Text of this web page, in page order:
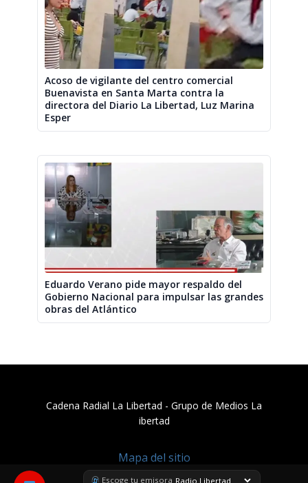
Acoso de vigilante del centro comercial
Buenavista en Santa Marta contra la
directora del Diario La Libertad, Luz Marina
Esper
Eduardo Verano pide mayor respaldo del
Gobierno Nacional para impulsar las grandes
obras del Atlántico
Escoge tu emisora
Cadena Radial La Libertad​ - Grupo de Medios La
ibertad
Mapa del sitio